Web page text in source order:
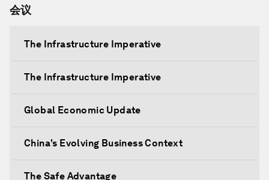
会议
The Infrastructure Imperative
The Infrastructure Imperative
Global Economic Update
China's Evolving Business Context
The Safe Advantage